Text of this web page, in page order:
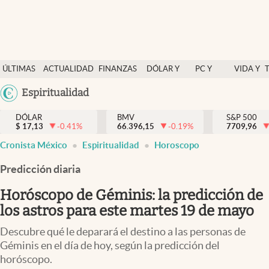
ÚLTIMAS
NOTICIAS
ACTUALIDAD
FINANZAS
DÓLAR Y
PC Y
VIDA Y
México
Espiritualidad
Actualidad
Finanzas y economía
Dólar y mercados
Pc y celular
Vida y estilo
DÓLAR
$ 17,13 -0.41%
BMV
66.396,15
-0.19%
S&P 500
7709,96
Cronista México Espiritualidad Horoscopo
Predicción diaria
Horóscopo de Géminis: la predicción de
los astros para este martes 19 de mayo
Descubre qué le deparará el destino a las personas de
Géminis en el día de hoy, según la predicción del
horóscopo.